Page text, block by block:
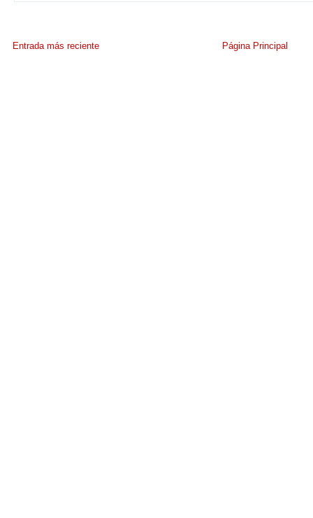
Entrada más reciente Página Principal